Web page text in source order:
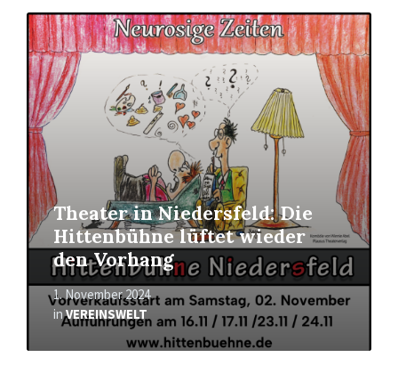
Theater in Niedersfeld: Die
Hittenbühne lüftet wieder
den Vorhang
1. November 2024
inVEREINSWELT
Mehr
erfahren